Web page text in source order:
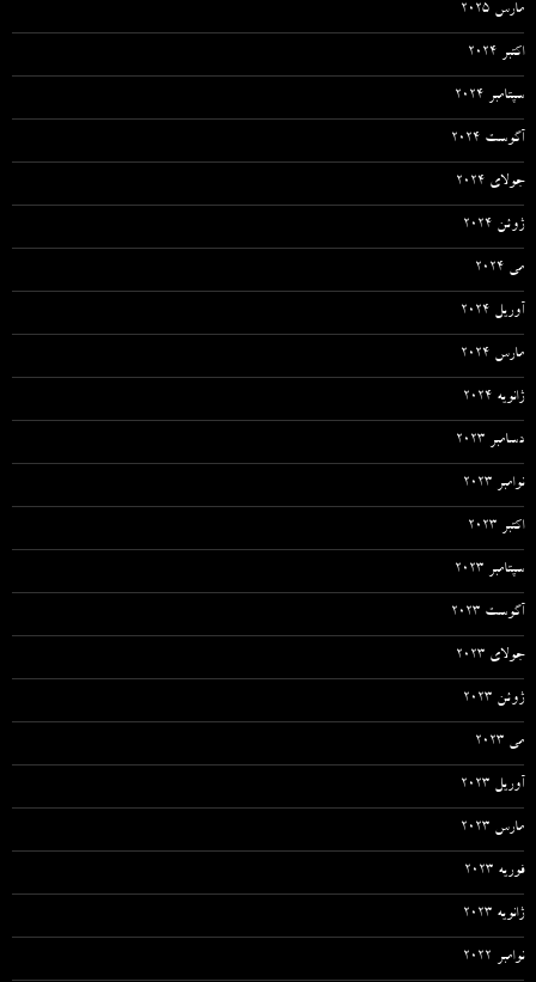
مارس 2025
اکتبر 2024
سپتامبر 2024
آگوست 2024
جولای 2024
ژوئن 2024
می 2024
آوریل 2024
مارس 2024
ژانویه 2024
دسامبر 2023
نوامبر 2023
اکتبر 2023
سپتامبر 2023
آگوست 2023
جولای 2023
ژوئن 2023
می 2023
آوریل 2023
مارس 2023
فوریه 2023
ژانویه 2023
نوامبر 2022